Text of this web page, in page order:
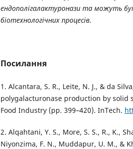
ендополігалактуронази та можуть
біотехнологічних процесів.
Посилання
1. Alcantara, S. R., Leite, N. J., & da
polygalacturonase production by solid
Food Industry (pp. 399–420). InTech.
2. Alqahtani, Y. S., More, S. S., R., K.,
Niyonzima, F. N., Muddapur, U. M., &